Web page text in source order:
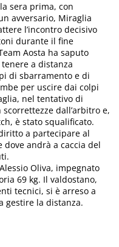
sera prima, con
avversario, Miraglia
l’incontro decisivo
durante il fine
Aosta ha saputo
a distanza
di sbarramento e di
per uscire dai colpi
nel tentativo di
dall’arbitro e,
è stato squalificato.
a partecipare al
andrà a caccia del
Oliva, impegnato
69 kg. Il valdostano,
tecnici, si è arreso a
gestire la distanza.